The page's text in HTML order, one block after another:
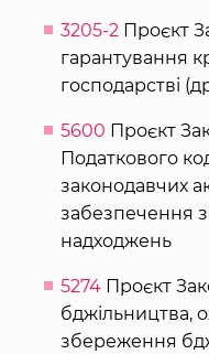
3205-2 Проєкт
гарантування
господарстві
5600 Проєкт
Податкового
законодавчих
забезпечення
надходжень
5274 Проєкт
бджільництва,
збереження